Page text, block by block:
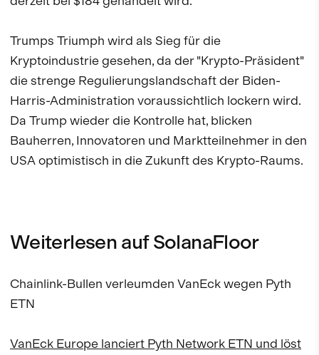
Trumps Triumph wird als Sieg für die
Kryptoindustrie gesehen, da der "Krypto-Präsident"
die strenge Regulierungslandschaft der Biden-
Harris-Administration voraussichtlich lockern wird.
Da Trump wieder die Kontrolle hat, blicken
Bauherren, Innovatoren und Marktteilnehmer in den
USA optimistisch in die Zukunft des Krypto-Raums.
Weiterlesen auf SolanaFloor
Chainlink-Bullen verleumden VanEck wegen Pyth
ETN
VanEck Europe lanciert Pyth Network ETN und löst